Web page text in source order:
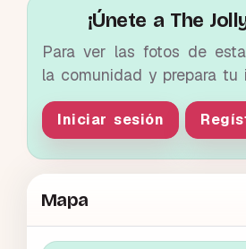
¡Únete a The
Para ver las fotos de
la comunidad y prepara tu
Iniciar sesión
Mapa